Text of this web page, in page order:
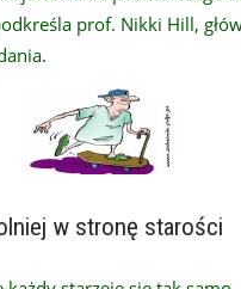
prof. Nikki Hill,
w stronę starości